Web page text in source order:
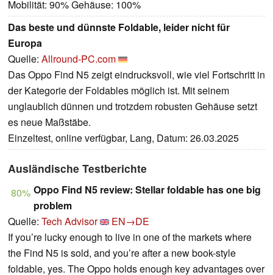
Mobilität: 90% Gehäuse: 100%
Das beste und dünnste Foldable, leider nicht für
Europa
Quelle: Allround-PC.com
Das Oppo Find N5 zeigt eindrucksvoll, wie viel Fortschritt in
der Kategorie der Foldables möglich ist. Mit seinem
unglaublich dünnen und trotzdem robusten Gehäuse setzt
es neue Maßstäbe.
Einzeltest, online verfügbar, Lang, Datum: 26.03.2025
Ausländische Testberichte
80% Oppo Find N5 review: Stellar foldable has one big
problem
Quelle: Tech Advisor
EN→DE
If you’re lucky enough to live in one of the markets where
the Find N5 is sold, and you’re after a new book-style
foldable, yes. The Oppo holds enough key advantages over